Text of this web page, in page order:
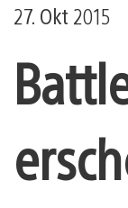
27. Okt 2015